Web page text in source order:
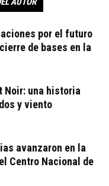
por el futuro
de bases en la
Noir: una historia
y viento
avanzaron en la
Centro Nacional de